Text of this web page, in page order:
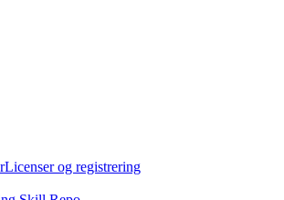
Licenser og registrering